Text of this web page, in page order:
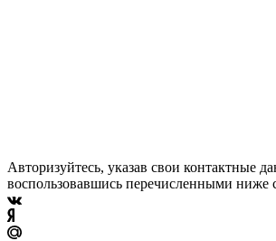
Авторизуйтесь, указав свои контактные
воспользовавшись перечисленными ниже